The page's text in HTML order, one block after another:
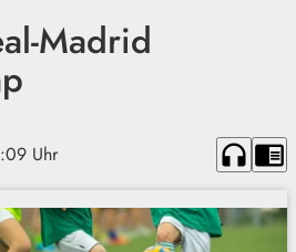
Madrid
Uhr headphones chrome_reader_mode